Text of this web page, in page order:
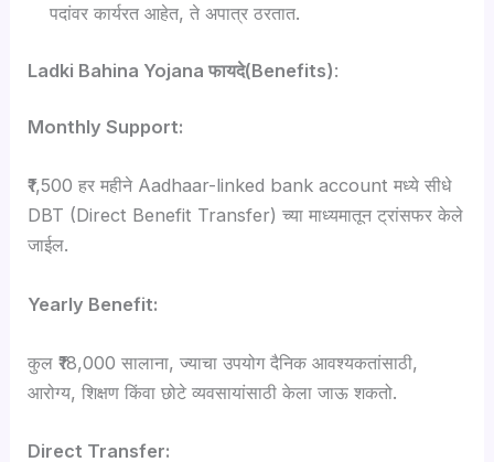
पदांवर कार्यरत आहेत, ते अपात्र ठरतात.
Ladki Bahina Yojana फायदे(Benefits):
Monthly Support:
₹1,500 हर महीने Aadhaar-linked bank account मध्ये सीधे
DBT (Direct Benefit Transfer) च्या माध्यमातून ट्रांसफर केले
जाईल.
Yearly Benefit:
कुल ₹18,000 सालाना, ज्याचा उपयोग दैनिक आवश्यकतांसाठी,
आरोग्य, शिक्षण किंवा छोटे व्यवसायांसाठी केला जाऊ शकतो.
Direct Transfer: